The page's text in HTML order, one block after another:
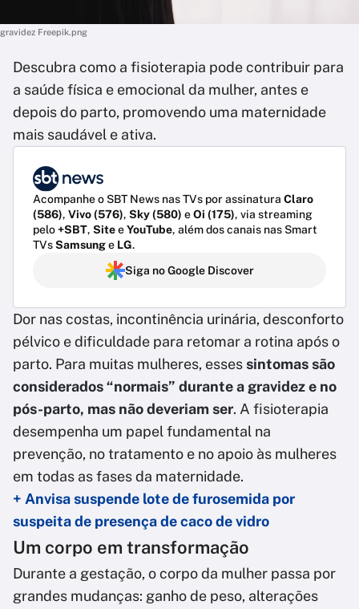
gravidez Freepik.png
Descubra como a fisioterapia pode contribuir para
a saúde física e emocional da mulher, antes e
depois do parto, promovendo uma maternidade
mais saudável e ativa.
Acompanhe o SBT News nas TVs por assinatura Claro
(586), Vivo (576), Sky (580) eOi (175), via streaming
pelo+SBT, SiteeYouTube, além dos canais nas Smart
TVsSamsunge LG.
Siga no Google Discover
Dor nas costas, incontinência urinária, desconforto
pélvico e dificuldade para retomar a rotina após o
parto. Para muitas mulheres, essessintomas são
considerados “normais” durante a gravidez e no
pós-parto, mas não deveriam ser. A fisioterapia
desempenha um papel fundamental na
prevenção, no tratamento e no apoio às mulheres
em todas as fases da maternidade.
+ Anvisa suspende lote de furosemida por
suspeita de presença de caco de vidro
Um corpo em transformação
Durante a gestação, o corpo da mulher passa por
grandes mudanças: ganho de peso, alterações